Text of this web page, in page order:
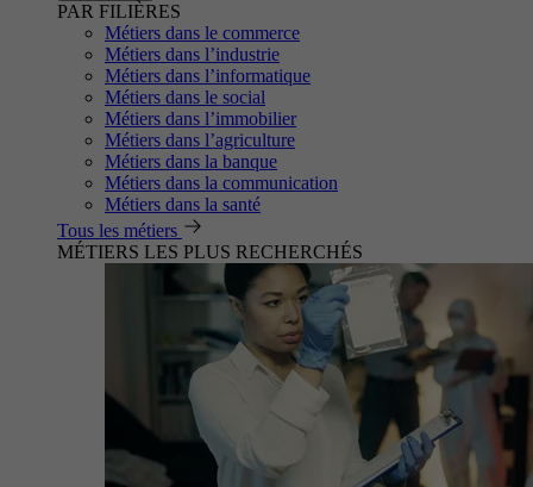
PAR FILIÈRES
Métiers dans le commerce
Métiers dans l’industrie
Métiers dans l’informatique
Métiers dans le social
Métiers dans l’immobilier
Métiers dans l’agriculture
Métiers dans la banque
Métiers dans la communication
Métiers dans la santé
Tous les métiers
MÉTIERS LES PLUS RECHERCHÉS